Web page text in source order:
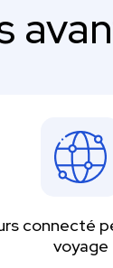
connecté
voyage